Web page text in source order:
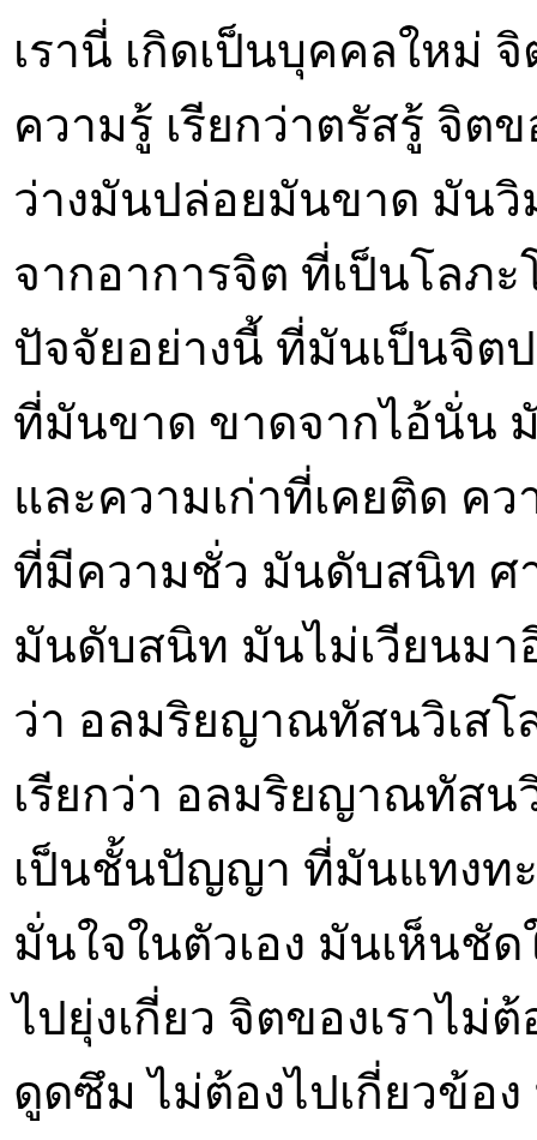
เรานี่ เกิดเป็นบุคคลใหม่
ความรู้ เรียกว่าตรัสรู้ จิต
ว่างมันปล่อยมันขาด มันวิ
จากอาการจิต ที่เป็นโลภ
ปัจจัยอย่างนี้ ที่มันเป็นจิต
ที่มันขาด ขาดจากไอ้นั่น
และความเก่าที่เคยติด คว
ที่มีความชั่ว มันดับสนิท ศ
มันดับสนิท มันไม่เวียนม
ว่า อลมริยญาณทัสนวิเสโ
เรียกว่า อลมริยญาณทัส
เป็นชั้นปัญญา ที่มันแทงท
มั่นใจในตัวเอง มันเห็นชัด
ไปยุ่งเกี่ยว จิตของเราไม่
ดูดซึม ไม่ต้องไปเกี่ยวข้อ